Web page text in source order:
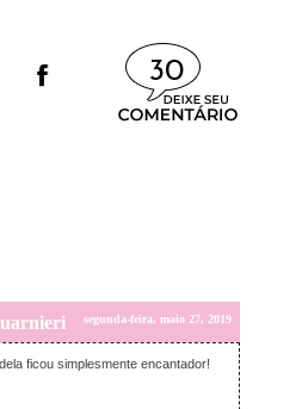
30
segunda-feira, maio 27, 2019
ficou simplesmente encantador!